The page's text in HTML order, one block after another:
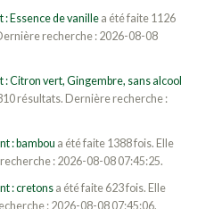
Essence de vanillea été faite 1126
recherche : 2026-08-08
Citron vert, Gingembre, sans alcool
résultats. Dernière recherche :
: bambou a été faite 1388 fois. Elle
: 2026-08-08 07:45:25.
: cretonsa été faite 623 fois. Elle
: 2026-08-08 07:45:06.